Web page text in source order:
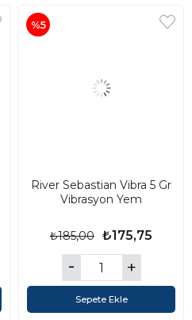
River Sebastian Vibra 5 Gr
Vibrasyon Yem
₺175,75
₺185,00
Sepete Ekle
%5